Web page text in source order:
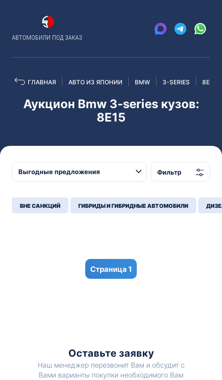
АВТОМОБИЛИ ПОД ЗАКАЗ
ГЛАВНАЯ АВТО ИЗ ЯПОНИИ BMW 3-SERIES 8E15
Аукцион Bmw 3-series кузов:
8E15
Фильтр
ВНЕ САНКЦИЙ ГИБРИДЫ И ГИБРИДНЫЕ АВТОМОБИЛИ
1
Оставьте заявку
Наш менеджер перезвонит Вам и обсудит с
Вами варианты покупки необходимого Вам